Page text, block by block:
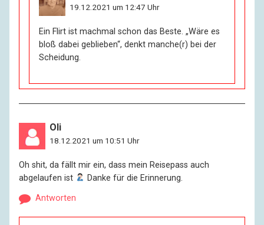
19.12.2021 um 12:47 Uhr
Ein Flirt ist machmal schon das Beste. „Wäre es
bloß dabei geblieben“, denkt manche(r) bei der
Scheidung.
Oli
18.12.2021 um 10:51 Uhr
Oh shit, da fällt mir ein, dass mein Reisepass auch
abgelaufen ist
Danke für die Erinnerung.
Antworten